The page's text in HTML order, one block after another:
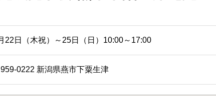
22日（木祝）～25日（日）10:00～17:00
0222 新潟県燕市下粟生津